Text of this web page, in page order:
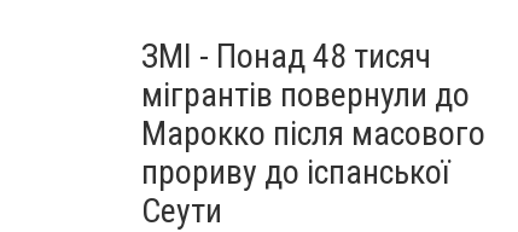
ЗМІ - Понад 48 тисяч
мігрантів повернули до
Марокко після масового
прориву до іспанської
Сеути